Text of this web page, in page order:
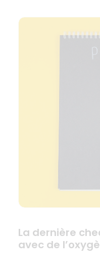
La dernière
avec de